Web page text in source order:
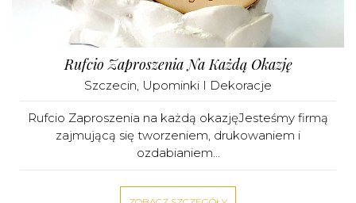
Rufcio Zaproszenia Na Każdą Okazję
Szczecin, Upominki I Dekoracje
Rufcio Zaproszenia na każdą okazjęJesteśmy firmą
zajmującą się tworzeniem, drukowaniem i
ozdabianiem...